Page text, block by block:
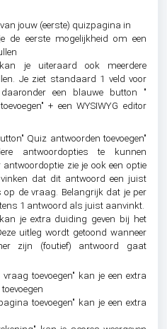
jouw (eerste) quizpagina in
de eerste mogelijkheid om een
je uiteraard ook meerdere
Je ziet standaard 1 veld voor
een blauwe button "
+ een WYSIWYG editor
Quiz antwoorden toevoegen"
antwoordopties te kunnen
antwoordoptie zie je ook een optie
dat dit antwoord een juist
op de vraag. Belangrijk dat je per
1 antwoord als juist aanvinkt.
je extra duiding geven bij het
uitleg wordt getoond wanneer
zijn (foutief) antwoord gaat
toevoegen" kan je een extra
toevoegen" kan je een extra